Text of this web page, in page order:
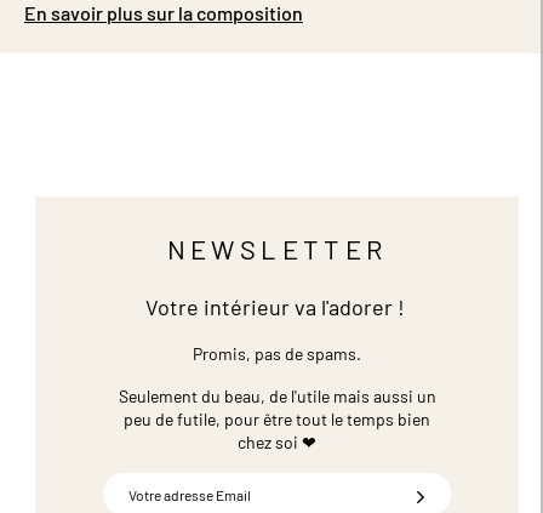
En savoir plus sur la composition
NEWSLETTER
Votre intérieur va l'adorer !
Promis, pas de spams.
Seulement du beau, de l'utile mais aussi un
peu de futile, pour être tout le temps bien
chez soi ❤